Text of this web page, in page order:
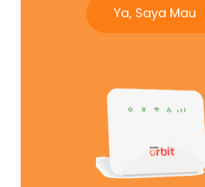
Ya, Saya Mau